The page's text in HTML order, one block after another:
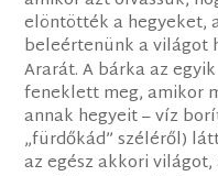
elöntötték a hegyeket,
beleértenünk a világot
Ararát. A bárka az egyik
feneklett meg, amikor
annak hegyeit – víz
„fürdőkád” széléről)
az egész akkori